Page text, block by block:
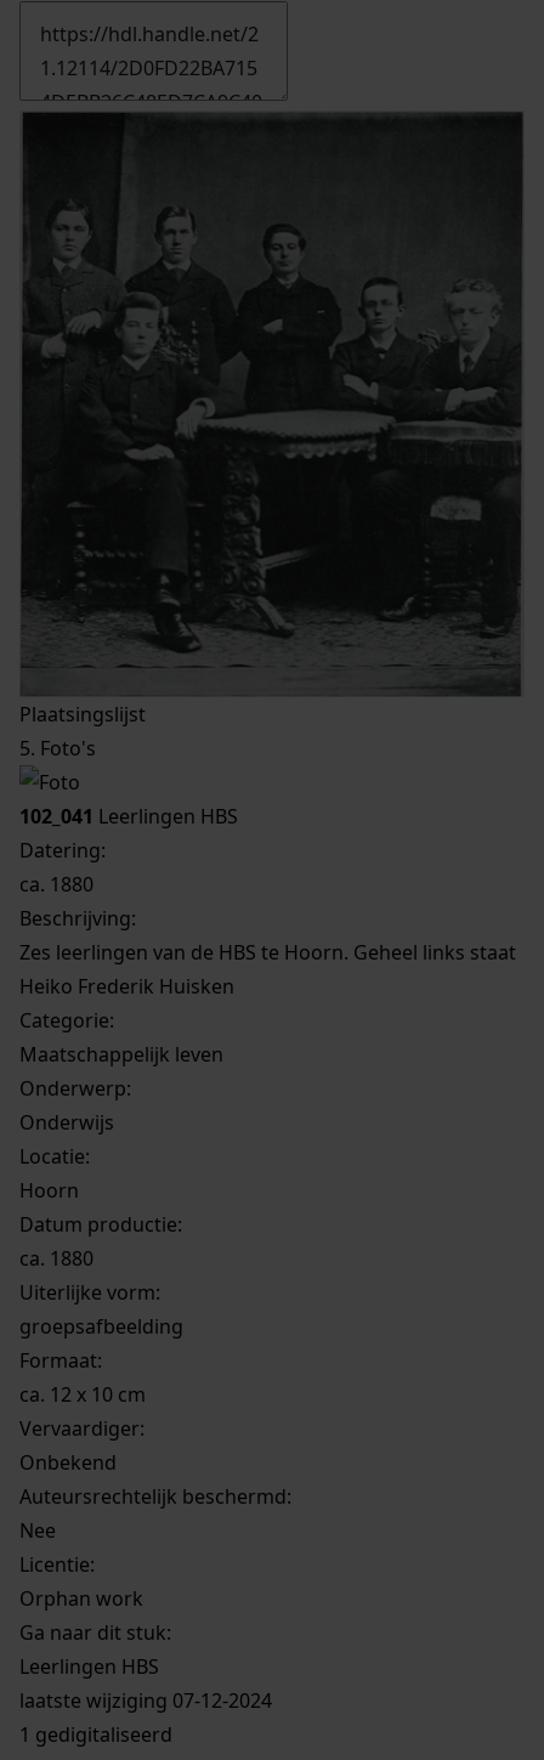
Plaatsingslijst
5. Foto's
102_041 Leerlingen HBS
Datering:
ca. 1880
Beschrijving:
Zes leerlingen van de HBS te Hoorn. Geheel links staat
Heiko Frederik Huisken
Categorie:
Maatschappelijk leven
Onderwerp:
Onderwijs
Locatie:
Hoorn
Datum productie:
ca. 1880
Uiterlijke vorm:
groepsafbeelding
Formaat:
ca. 12 x 10 cm
Vervaardiger:
Onbekend
Auteursrechtelijk beschermd:
Nee
Licentie:
Orphan work
Ga naar dit stuk:
Leerlingen HBS
laatste wijziging 07-12-2024
1 gedigitaliseerd